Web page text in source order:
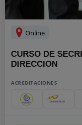
Online
CURSO DE
DIRECCION
ACREDITACIONES